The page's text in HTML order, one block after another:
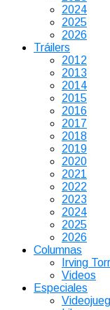
2024
2025
2026
Tráilers
2012
2013
2014
2015
2016
2017
2018
2019
2020
2021
2022
2023
2024
2025
2026
Columnas
Irving
Videos
Especiales